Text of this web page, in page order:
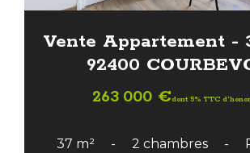
Vente Appartement -
92400
263 000 €dont 5% TTC
37 m² 2 chambres